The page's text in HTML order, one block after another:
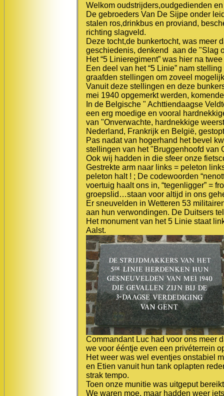
Welkom oudstrijders,oudgedienden
De gebroeders Van De Sijpe onder
stalen ros,drinkbus en proviand,
richting slagveld.
Deze tocht,de bunkertocht, was meer
geschiedenis, denkend aan de "Slag
Het “5 Linieregiment” was hier na
Een deel van het “5 Linie” nam
graafden stellingen om zoveel
Vanuit deze stellingen en deze
mei 1940 opgemerkt werden,
In de Belgische " Achttiendaagse
een erg moedige en vooral
van "Onverwachte, hardnekkige
Nederland, Frankrijk en België,
Pas nadat van hogerhand het bevel
stellingen van het "Bruggenhoofd van
Ook wij hadden in die sfeer onze
Gestrekte arm naar links = peleton
peleton halt ! ; De codewoorden
voertuig haalt ons in, “tegenligger” =
groepslid…staan voor altijd in ons
Er sneuvelden in Wetteren 53
aan hun verwondingen. De Duitsers
Het monument van het 5 Linie staat
Aalst.
Commandant Luc had voor ons meer
we voor ééntje even een privéterrein
Het weer was wel eventjes onstabiel
en Etien vanuit hun tank oplapten
strak tempo.
Toen onze munitie was uitgeput
We waren moe, maar hadden weer